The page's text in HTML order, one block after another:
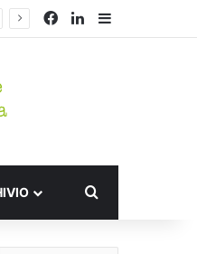
Facebook
LinkedIn